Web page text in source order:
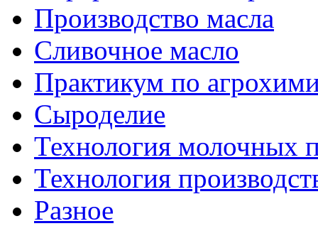
Производство масла
Сливочное масло
Практикум по
Сыроделие
Технология молочных
Технология
Разное